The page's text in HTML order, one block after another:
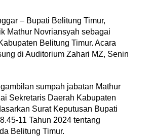
– Bupati Belitung Timur,
Mathur Novriansyah sebagai
Belitung Timur. Acara
di Auditorium Zahari MZ, Senin
sumpah jabatan Mathur
Sekretaris Daerah Kabupaten
Surat Keputusan Bupati
11 Tahun 2024 tentang
Belitung Timur.